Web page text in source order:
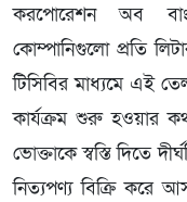
করপোরেশন অব
কোম্পানিগুলো প্রতি
টিসিবির মাধ্যমে এই
কার্যক্রম শুরু হওয়ার
ভোক্তাকে স্বস্তি দিতে
নিত্যপণ্য বিক্রি করে